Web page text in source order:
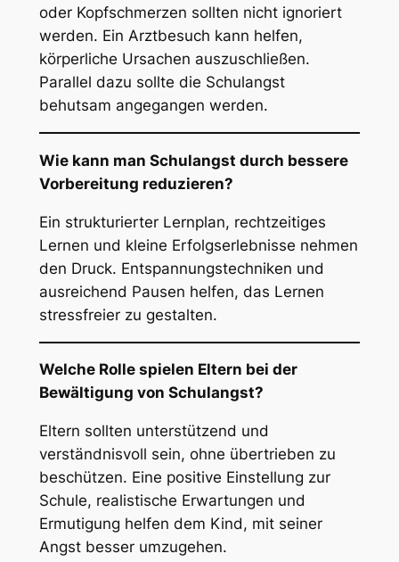
oder Kopfschmerzen sollten nicht ignoriert
werden. Ein Arztbesuch kann helfen,
körperliche Ursachen auszuschließen.
Parallel dazu sollte die Schulangst
behutsam angegangen werden.
Wie kann man Schulangst durch bessere
Vorbereitung reduzieren?
Ein strukturierter Lernplan, rechtzeitiges
Lernen und kleine Erfolgserlebnisse nehmen
den Druck. Entspannungstechniken und
ausreichend Pausen helfen, das Lernen
stressfreier zu gestalten.
Welche Rolle spielen Eltern bei der
Bewältigung von Schulangst?
Eltern sollten unterstützend und
verständnisvoll sein, ohne übertrieben zu
beschützen. Eine positive Einstellung zur
Schule, realistische Erwartungen und
Ermutigung helfen dem Kind, mit seiner
Angst besser umzugehen.